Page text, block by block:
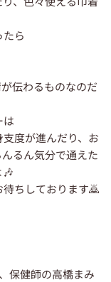
ら
伝わるものなのだ
は
度が進んだり、お
るん気分で通えた
ちしております🙇
保健師の高橋まみ